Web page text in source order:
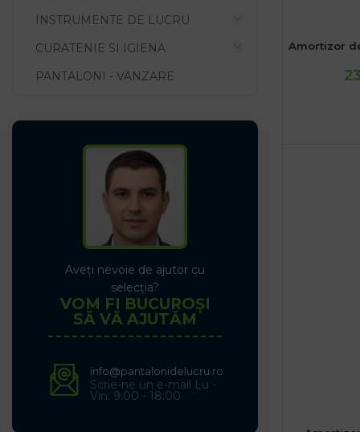
INSTRUMENTE DE LUCRU
CURATENIE SI IGIENA
PANTALONI - VANZARE
Aveți nevoie de ajutor cu
selecția?
VOM FI BUCUROȘI
SĂ VĂ AJUTĂM
info@pantalonidelucru.ro
Scrie-ne un e-mail Lu -
Vin: 9:00 - 18:00
Amortizor